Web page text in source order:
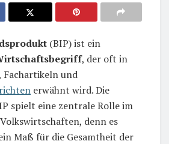
(BIP) ist ein
, der oft in
Fachartikeln und
erwähnt wird. Die
spielt eine zentrale Rolle im
denn es
Maß für die Gesamtheit der